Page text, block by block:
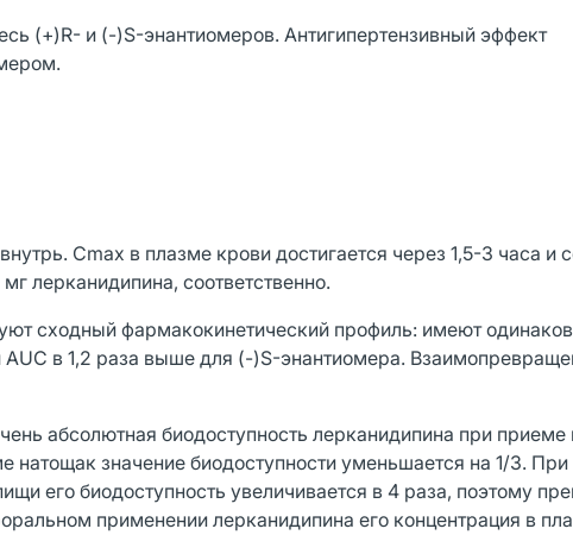
(+)R- и (-)S-энантиомеров. Антигипертензивный эффект
Cmax в плазме крови достигается через 1,5-3 часа и
лерканидипина, соответственно.
сходный фармакокинетический профиль: имеют
в 1,2 раза выше для (-)S-энантиомера.
абсолютная биодоступность лерканидипина при приеме
натощак значение биодоступности уменьшается на 1/3.
его биодоступность увеличивается в 4 раза, поэтому
применении лерканидипина его концентрация в